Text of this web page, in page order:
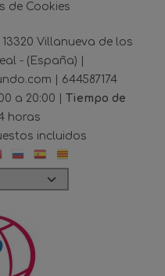
de Cookies
Villanueva de los
- (España) |
|
644587174
a 20:00 | Tiempo de
horas
incluidos